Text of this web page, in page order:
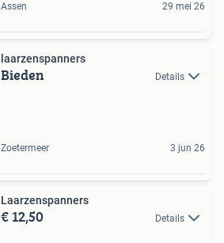
Assen 29 mei 26
laarzenspanners
Bieden Details
Zoetermeer 3 jun 26
Laarzenspanners
€ 12,50 Details